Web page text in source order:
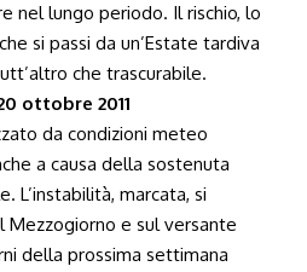
nel lungo periodo. Il rischio, lo
si passi da un’Estate tardiva
che trascurabile.
ottobre 2011
da condizioni meteo
a causa della sostenuta
L’instabilità, marcata, si
e sul versante
della prossima settimana